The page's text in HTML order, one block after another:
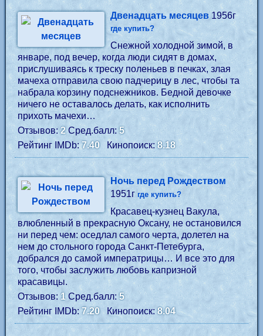
Двенадцать месяцев1956г
где купить?
Снежной холодной зимой, в
январе, под вечер, когда люди сидят в домах,
прислушиваясь к треску поленьев в печках, злая
мачеха отправила свою падчерицу в лес, чтобы та
набрала корзину подснежников. Бедной девочке
ничего не оставалось делать, как исполнить
прихоть мачехи…
Отзывов:2 Сред.балл: 5
Рейтинг IMDb:7.40Кинопоиск:8.18
Ночь перед Рождеством
1951г где купить?
Красавец-кузнец Вакула,
влюбленный в прекрасную Оксану, не остановился
ни перед чем: оседлал самого черта, долетел на
нем до стольного города Санкт-Петебурга,
добрался до самой императрицы… И все это для
того, чтобы заслужить любовь капризной
красавицы.
Отзывов: 1Сред.балл: 5
Рейтинг IMDb:7.20Кинопоиск: 8.04